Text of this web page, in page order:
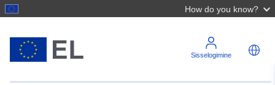
How do you know?
Sisselogimine